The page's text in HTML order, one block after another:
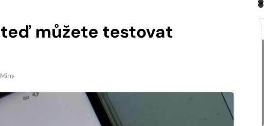
teď můžete testovat